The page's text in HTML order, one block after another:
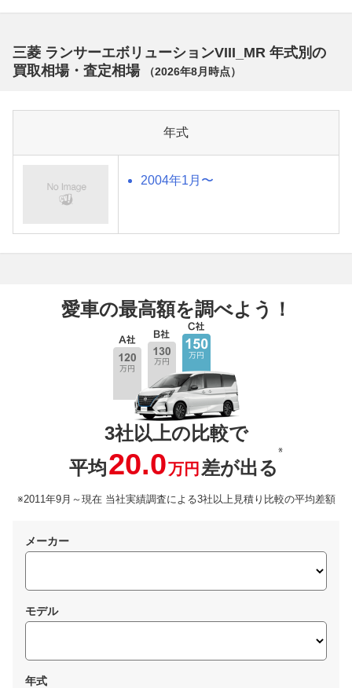
三菱 ランサーエボリューションVIII_MR 年式別の
買取相場・査定相場
（2026年8月 時点）
年式
2004年1月〜
愛車の最高額を調べよう！
3社以上の比較で
平均20.0万円 差が出る
※
※2011年9月～現在 当社実績調査による3社以上見積り比較の平均差額
メーカー
モデル
年式